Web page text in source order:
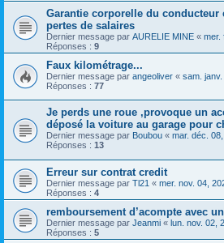
Garantie corporelle du conducteur
pertes de salaires
Dernier message par AURELIE MINE « mer.
Réponses : 9
Faux kilométrage...
Dernier message par angeoliver « sam.
Réponses : 77
Je perds une roue ,provoque un
déposé la voiture au garage pour
Dernier message par Boubou « mar. déc.
Réponses : 13
Erreur sur contrat credit
Dernier message par Tl21 « mer. nov. 04,
Réponses : 4
remboursement d’acompte avec
Dernier message par Jeanmi « lun. nov. 02,
Réponses : 5